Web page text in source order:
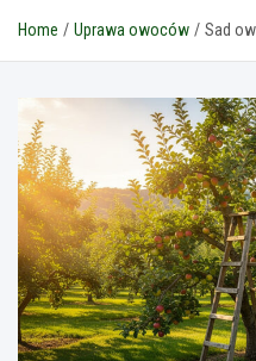
Home Uprawa owoców Sad